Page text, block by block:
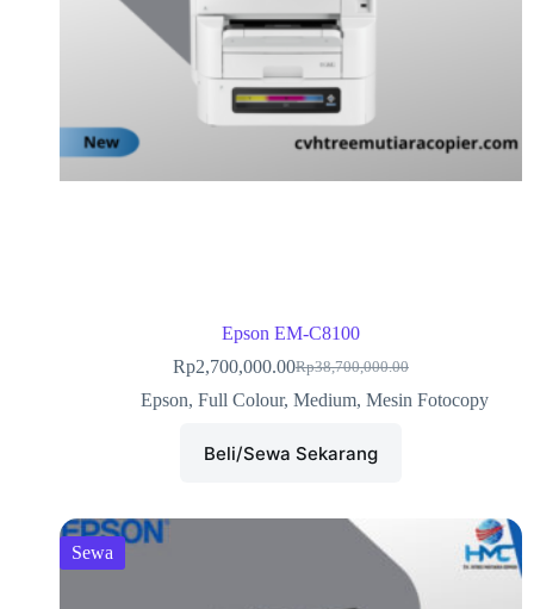
Epson EM-C8100
Rp38,700,000.00
Rp2,700,000.00
Epson, Full Colour, Medium, Mesin Fotocopy
Beli/Sewa Sekarang
Sewa